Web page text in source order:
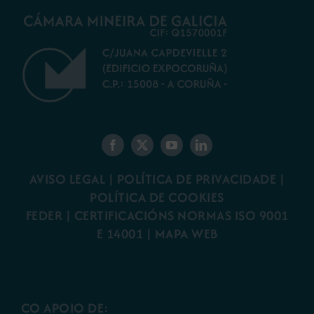
AVISO LEGAL | POLÍTICA DE PRIVACIDADE |
POLÍTICA DE COOKIES
FEDER | CERTIFICACIÓNS NORMAS ISO 9001
E 14001 | MAPA WEB
CO APOIO DE: